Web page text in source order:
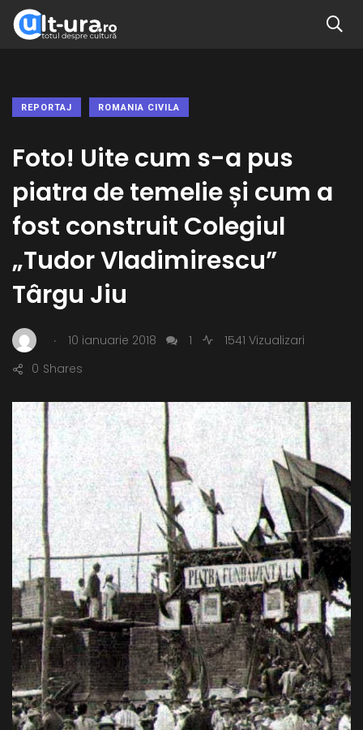
REPORTAJ ROMANIA CIVILA
Foto! Uite cum s-a pus
piatra de temelie și cum a
fost construit Colegiul
„Tudor Vladimirescu”
Târgu Jiu
. 10 ianuarie 2018 1
1541 Vizualizari
Shares
0